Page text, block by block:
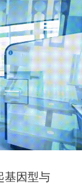
基因型与